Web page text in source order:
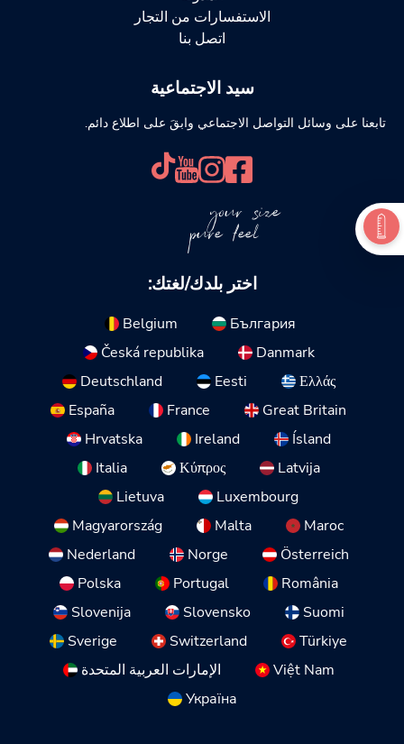
الاستفسارات من التجار
اتصل بنا
سيد الاجتماعية
تابعنا على وسائل التواصل الاجتماعي وابقَ على اطلاع دائم.
your size
pure feel
اختر بلدك/لغتك:
Belgium
България
Česká republika
Danmark
Deutschland
Eesti
Ελλάς
España
France
Great Britain
Hrvatska
Ireland
Ísland
Italia
Κύπρος
Latvija
Lietuva
Luxembourg
Magyarország
Malta
Maroc
Nederland
Norge
Österreich
Polska
Portugal
România
Slovenija
Slovensko
Suomi
Sverige
Switzerland
Türkiye
الإمارات العربية المتحدة
Việt Nam
Україна